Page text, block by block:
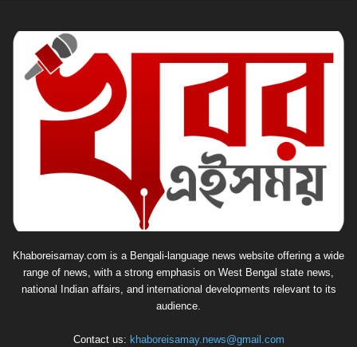
Khaboreisamay.com is a Bengali-language news website offering a wide
range of news, with a strong emphasis on West Bengal state news,
national Indian affairs, and international developments relevant to its
audience.
Contact us: khaboreisamay.news@gmail.com